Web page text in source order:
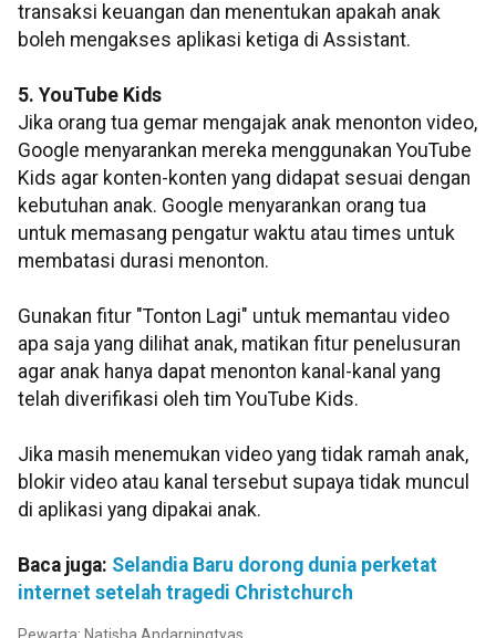
transaksi keuangan dan menentukan apakah anak
boleh mengakses aplikasi ketiga di Assistant.
5. YouTube Kids
Jika orang tua gemar mengajak anak menonton video,
Google menyarankan mereka menggunakan YouTube
Kids agar konten-konten yang didapat sesuai dengan
kebutuhan anak. Google menyarankan orang tua
untuk memasang pengatur waktu atau times untuk
membatasi durasi menonton.
Gunakan fitur "Tonton Lagi" untuk memantau video
apa saja yang dilihat anak, matikan fitur penelusuran
agar anak hanya dapat menonton kanal-kanal yang
telah diverifikasi oleh tim YouTube Kids.
Jika masih menemukan video yang tidak ramah anak,
blokir video atau kanal tersebut supaya tidak muncul
di aplikasi yang dipakai anak.
Baca juga: Selandia Baru dorong dunia perketat
internet setelah tragedi Christchurch